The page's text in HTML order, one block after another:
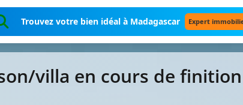
Trouvez votre bien idéal à Madagascar Expert
villa en cours de